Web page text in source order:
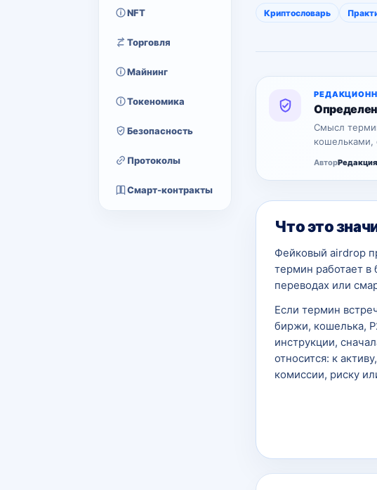
NFT
Торговля
Майнинг
Токеномика
Безопасность
Протоколы
Смарт-контракты
Криптословарь
Смысл
кошельками,
Автор
Что это
Фейковый airdrop
термин работает в
переводах или
Если термин
биржи, кошелька,
инструкции,
относится: к
комиссии, риску